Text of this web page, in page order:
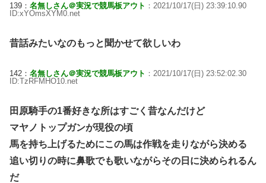
139： 名無しさん＠実況で競馬板アウト ：2021/10/17(日) 23:39:10.90
ID:xYOmsXYM0.net
昔話みたいなのもっと聞かせて欲しいわ
142： 名無しさん＠実況で競馬板アウト ：2021/10/17(日) 23:52:02.30
ID:TzRFMHO10.net
田原騎手の1番好きな所はすごく昔なんだけど
マヤノトップガンが現役の頃
馬を持ち上げるためにこの馬は作戦を走りながら決める
追い切りの時に鼻歌でも歌いながらその日に決められるん
だ